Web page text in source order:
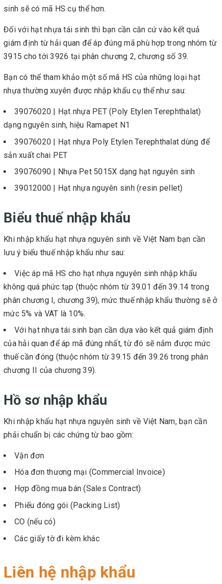
sinh sẽ có mã HS cụ thể hơn.
Đối với hạt nhựa tái sinh thì bạn cần căn cứ vào kết quả
giám định từ hải quan để áp đúng mã phù hợp trong nhóm từ
3915 cho tới 3926 tại phân chương 2, chương số 39.
Bạn có thể tham khảo một số mã HS của những loại hạt
nhựa thường xuyên được nhập khẩu cụ thể như sau:
39076020 | Hạt nhựa PET (Poly Etylen Terephthalat)
dạng nguyên sinh, hiệu Ramapet N1
39076020 | Hạt nhựa Poly Etylen Terephthalat dùng để
sản xuất chai PET
39076090 | Nhựa Pet 5015X dạng hạt nguyên sinh
39012000 | Hạt nhựa nguyên sinh (resin pellet)
Biểu thuế nhập khẩu
Khi nhập khẩu hạt nhựa nguyên sinh về Việt Nam bạn cần
lưu ý biểu thuế nhập khẩu như sau:
Việc áp mã HS cho hạt nhựa nguyên sinh nhập khẩu
không quá phức tạp (thuộc nhóm từ 39.01 đến 39.14 trong
phân chương I, chương 39), mức thuế nhập khẩu thường sẽ ở
mức 5% và VAT là 10%.
Với hạt nhựa tái sinh bạn cần dựa vào kết quả giám định
của hải quan để áp mã đúng nhất, từ đó sẽ nắm được mức
thuế cần đóng (thuộc nhóm từ 39.15 đến 39.26 trong phân
chương II của chương 39).
Hồ sơ nhập khẩu
Khi nhập khẩu hạt nhựa nguyên sinh về Việt Nam, bạn cần
phải chuẩn bị các chứng từ bao gồm:
Vận đơn
Hóa đơn thương mại (Commercial Invoice)
Hợp đồng mua bán (Sales Contract)
Phiếu đóng gói (Packing List)
CO (nếu có)
Các giấy tờ đi kèm khác
Liên hệ nhập khẩu